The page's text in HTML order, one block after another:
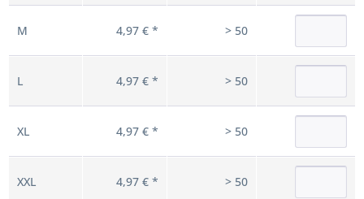
M 4,97 € * > 50
L 4,97 € * > 50
XL 4,97 € * > 50
XXL 4,97 € * > 50